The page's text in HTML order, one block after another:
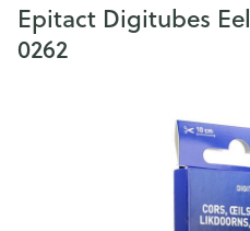
Epitact Digitubes
0262